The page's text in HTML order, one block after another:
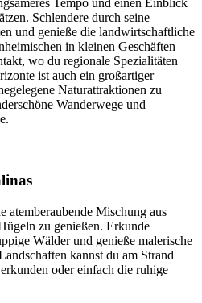
Tempo und einen Einblick
Schlendere durch seine
und genieße die landwirtschaftliche
in kleinen Geschäften
wo du regionale Spezialitäten
ist auch ein großartiger
Naturattraktionen zu
Wanderwege und
atemberaubende Mischung aus
zu genießen. Erkunde
Wälder und genieße malerische
kannst du am Strand
oder einfach die ruhige